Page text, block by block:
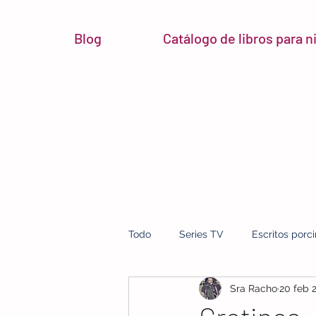
Blog Catálogo de libros para
Todo Series TV Escritos
micro reseñas Sra Racho20 feb